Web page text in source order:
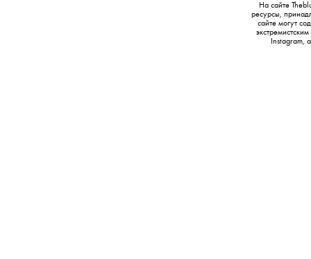
На сайте
ресурсы,
сайте могут
Instagram,